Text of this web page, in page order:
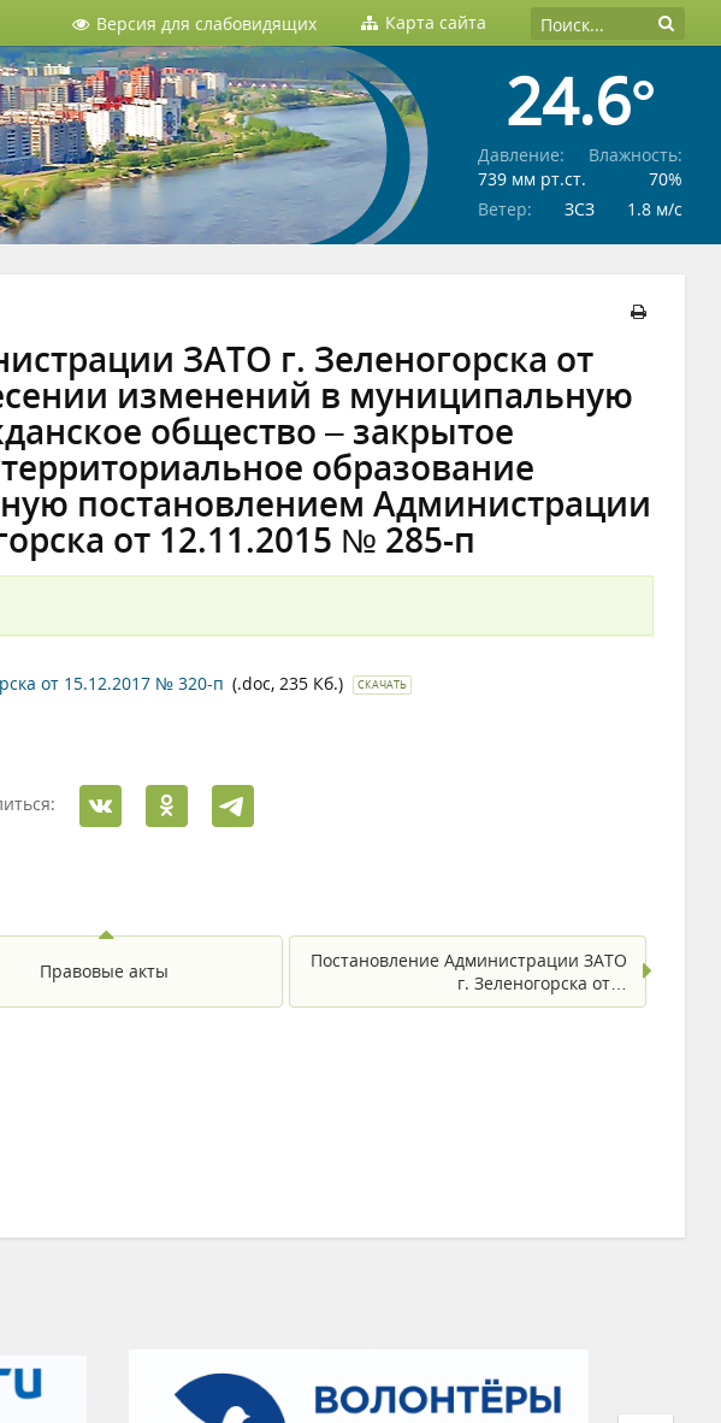
Версия для слабовидящих Карта сайта
24.6°
Давление:
739 мм рт.ст.
Влажность:
70%
Ветер:
ЗСЗ 1.8 м/c
ЗАТО г. Зеленогорска от
изменений в муниципальную
общество – закрытое
образование
постановлением Администрации
от 12.11.2015 № 285-п
от 15.12.2017 № 320-п (.doc, 235 Кб.) СКАЧАТЬ
Правовые акты
Постановление Администрации ЗАТО
г. Зеленогорска от…